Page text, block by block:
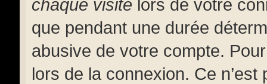
chaque visite lors de votre
que pendant une durée
abusive de votre compte.
lors de la connexion. Ce